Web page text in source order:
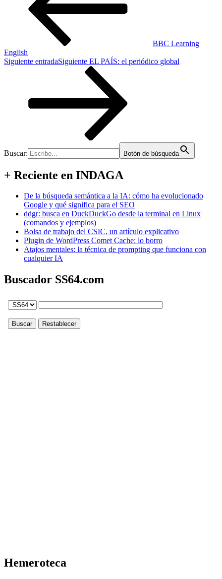
BBC Learning
English
Siguiente entradaSiguiente EL PAÍS: el periódico global
Buscar: Botón de búsqueda
+ Reciente en INDAGA
De la búsqueda semántica a la IA: cómo ha evolucionado
Google y qué significa para el SEO
ddgr: busca en DuckDuckGo desde la terminal en Linux
(comandos y ejemplos)
Bolsa de trabajo del CSIC, un artículo explicativo
Plugin de WordPress Comet Cache: lo borro
Atajos mentales: la técnica de prompting que funciona con
cualquier IA
Buscador SS64.com
Hemeroteca